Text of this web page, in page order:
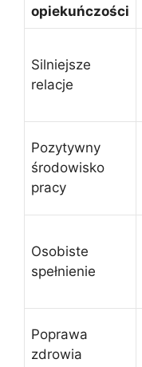
opiekuńczości
Silniejsze
relacje
Pozytywny
środowisko
pracy
Osobiste
spełnienie
Poprawa
zdrowia